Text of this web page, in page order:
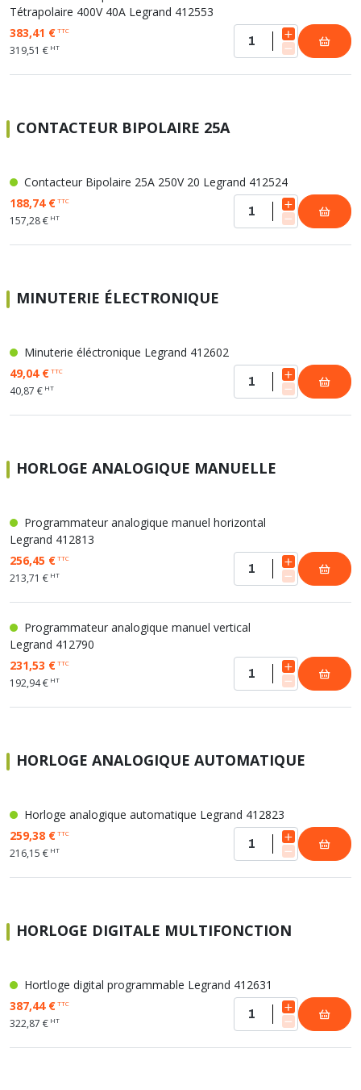
Tétrapolaire 400V 40A Legrand 412553
383,41 €TTC
319,51 € HT
CONTACTEUR BIPOLAIRE 25A
Contacteur Bipolaire 25A 250V 20 Legrand 412524
188,74 €TTC
157,28 € HT
MINUTERIE ÉLECTRONIQUE
Minuterie éléctronique Legrand 412602
49,04 €TTC
40,87 € HT
HORLOGE ANALOGIQUE MANUELLE
Programmateur analogique manuel horizontal
Legrand 412813
256,45 €TTC
213,71 € HT
Programmateur analogique manuel vertical
Legrand 412790
231,53 €TTC
192,94 € HT
HORLOGE ANALOGIQUE AUTOMATIQUE
Horloge analogique automatique Legrand 412823
259,38 €TTC
216,15 € HT
HORLOGE DIGITALE MULTIFONCTION
Hortloge digital programmable Legrand 412631
387,44 €TTC
322,87 € HT